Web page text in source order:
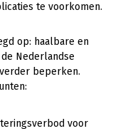
te voorkomen.
op: haalbare en
Nederlandse
beperken.
voor